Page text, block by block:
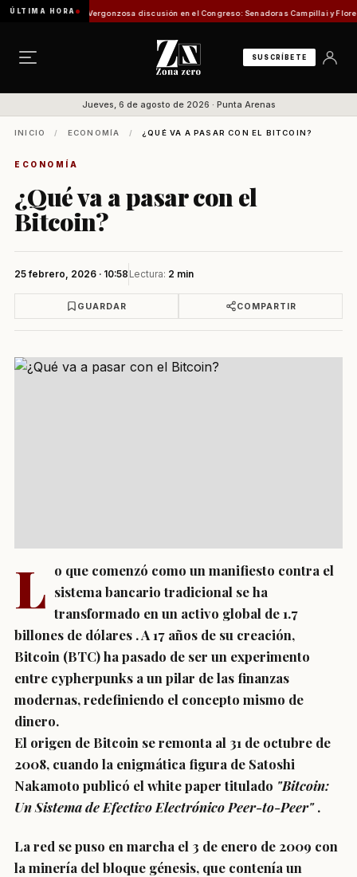
ÚLTIMA HORA
de Pesca Vergonzosa discusión en el Congreso: Senadoras Campillai y Flores se
SUSCRÍBETE
Jueves, 6 de agosto de 2026 · Punta Arenas
INICIO / ECONOMÍA / ¿QUÉ VA A PASAR CON EL BITCOIN?
ECONOMÍA
¿Qué va a pasar con el
Bitcoin?
25 febrero, 2026 · 10:58 Lectura: 2 min
GUARDAR COMPARTIR
L o que comenzó como un manifiesto contra el
sistema bancario tradicional se ha
transformado en un activo global de 1.7
billones de dólares . A 17 años de su creación,
Bitcoin (BTC) ha pasado de ser un experimento
entre cypherpunks a un pilar de las finanzas
modernas, redefiniendo el concepto mismo de
dinero.
El origen de Bitcoin se remonta al 31 de octubre de
2008, cuando la enigmática figura de Satoshi
Nakamoto publicó el white paper titulado "Bitcoin:
Un Sistema de Efectivo Electrónico Peer-to-Peer" .
La red se puso en marcha el 3 de enero de 2009 con
la minería del bloque génesis, que contenía un